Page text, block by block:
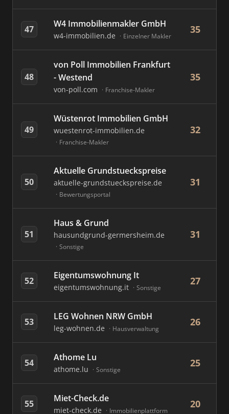
47 W4 Immobilienmakler GmbH
w4-immobilien.de Einzelner Makler
35
48
von Poll Immobilien Frankfurt
- Westend
von-poll.com Franchise-Makler
35
49
Wüstenrot Immobilien GmbH
wuestenrot-immobilien.de
Franchise-Makler
32
50
Aktuelle Grundstueckspreise
aktuelle-grundstueckspreise.de
Bewertungsportal
31
51
Haus & Grund
hausundgrund-germersheim.de
Sonstige
31
52 Eigentumswohnung It
eigentumswohnung.it Sonstige
27
53 LEG Wohnen NRW GmbH
leg-wohnen.de Hausverwaltung
26
54 Athome Lu
athome.lu Sonstige
25
55 Miet-Check.de
miet-check.de Immobilienplattform
20